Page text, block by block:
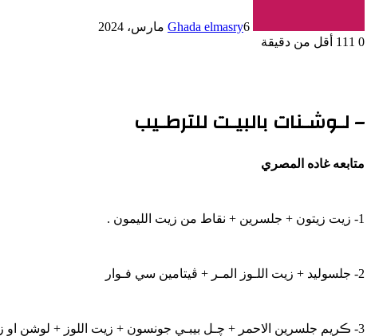
Ghada elmasry6 مارس، 2024
0
أقل من دقيقة
– لـوشـنات بالبيـت للترطـيب
متابعه غاده المصري
1- زيت زيتون + جلسرين + نقاط من زيت الليمون .
2- جلسوليد + زيت اللـوز المـر + ڤيتامين سي فـوار
3- ڪريم جلسرين الاحمر + ﭼـل بيبـي جونسون + زيت اللوز + لوشن او زبدة الڪاڪاو مذوبـة .